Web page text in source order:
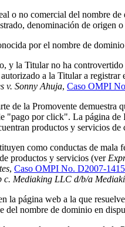
o no comercial del nombre
denominación de origen
por el nombre de
y la Titular no ha
a la Titular a
v. Sonny Ahuja, Caso OMPI
de la Promovente
"pago por click". La página
productos y servicios de
como conductas de
productos y servicios (ver
, Caso OMPI No. D2007-1415
c. Mediaking LLC d/b/a
la página web a la que
del nombre de dominio en